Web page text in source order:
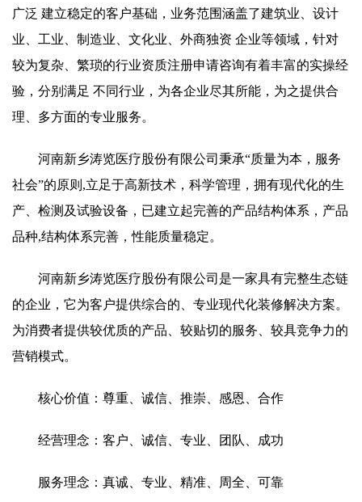
广泛 建立稳定的客户基础，业务范围涵盖了建筑业、设计
业、工业、制造业、文化业、外商独资 企业等领域，针对
较为复杂、繁琐的行业资质注册申请咨询有着丰富的实操经
验，分别满足 不同行业，为各企业尽其所能，为之提供合
理、多方面的专业服务。
河南新乡涛览医疗股份有限公司秉承“质量为本，服务
社会”的原则,立足于高新技术，科学管理，拥有现代化的生
产、检测及试验设备，已建立起完善的产品结构体系，产品
品种,结构体系完善，性能质量稳定。
河南新乡涛览医疗股份有限公司是一家具有完整生态链
的企业，它为客户提供综合的、专业现代化装修解决方案。
为消费者提供较优质的产品、较贴切的服务、较具竞争力的
营销模式。
核心价值：尊重、诚信、推崇、感恩、合作
经营理念：客户、诚信、专业、团队、成功
服务理念：真诚、专业、精准、周全、可靠